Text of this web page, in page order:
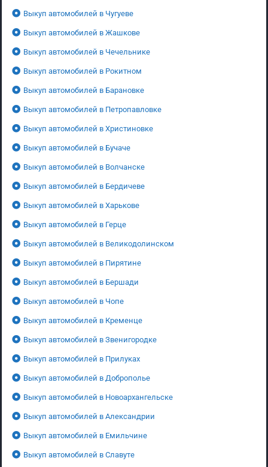
Выкуп автомобилей в Чугуеве
Выкуп автомобилей в Жашкове
Выкуп автомобилей в Чечельнике
Выкуп автомобилей в Рокитном
Выкуп автомобилей в Барановке
Выкуп автомобилей в Петропавловке
Выкуп автомобилей в Христиновке
Выкуп автомобилей в Бучаче
Выкуп автомобилей в Волчанске
Выкуп автомобилей в Бердичеве
Выкуп автомобилей в Харькове
Выкуп автомобилей в Герце
Выкуп автомобилей в Великодолинском
Выкуп автомобилей в Пирятине
Выкуп автомобилей в Бершади
Выкуп автомобилей в Чопе
Выкуп автомобилей в Кременце
Выкуп автомобилей в Звенигородке
Выкуп автомобилей в Прилуках
Выкуп автомобилей в Доброполье
Выкуп автомобилей в Новоархангельске
Выкуп автомобилей в Александрии
Выкуп автомобилей в Емильчине
Выкуп автомобилей в Славуте